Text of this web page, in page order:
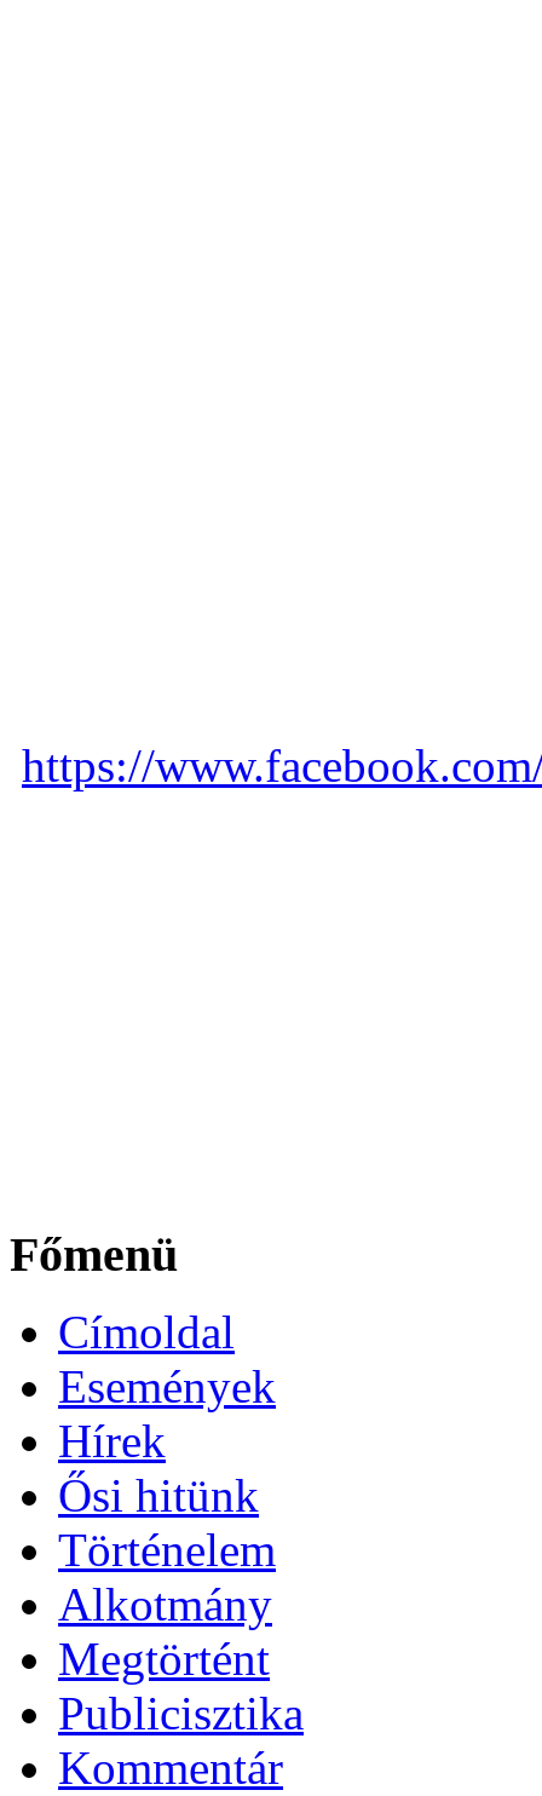
https://
Főmenü
Címoldal
Események
Hírek
Ősi hitünk
Történelem
Alkotmány
Megtörtént
Publicisztika
Kommentár